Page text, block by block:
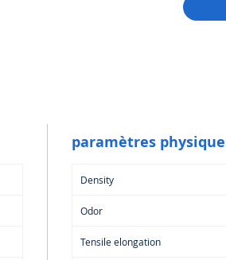
retrait
🎯
⚙️
paramètres
Density
Odor
Tensile elongation